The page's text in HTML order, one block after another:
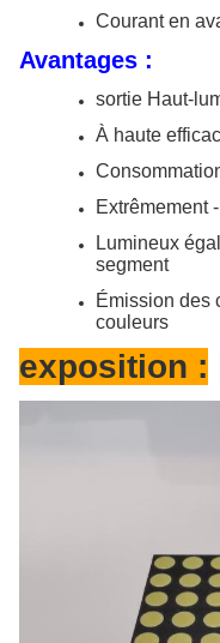
Courant en
Avantages :
sortie Haut-
À haute
Extrêmement
Lumineux
segment
Émission des
couleurs
exposition :